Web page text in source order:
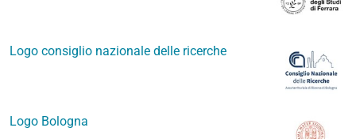
Logo consiglio nazionale delle ricerche
Logo Bologna